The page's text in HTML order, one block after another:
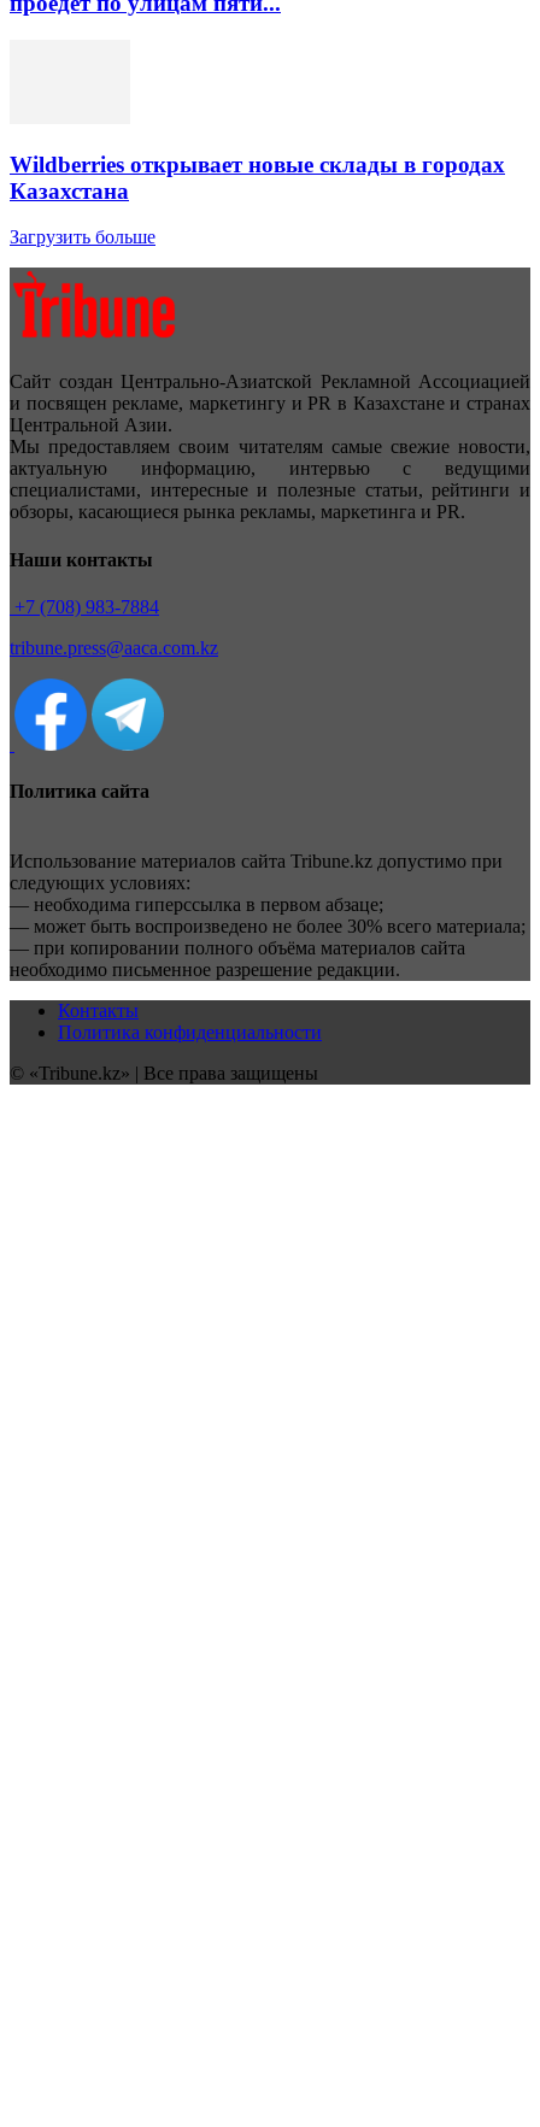
Wildberries открывает новые склады в городах
Казахстана
Загрузить больше
Сайт создан Центрально-Азиатской Рекламной Ассоциацией
и посвящен рекламе, маркетингу и PR в Казахстане и странах
Центральной Азии.
Мы предоставляем своим читателям самые свежие новости,
актуальную информацию, интервью с ведущими
специалистами, интересные и полезные статьи, рейтинги и
обзоры, касающиеся рынка рекламы, маркетинга и PR.
Наши контакты
+7 (708) 983-7884
tribune.press@aaca.com.kz
Политика сайта
Использование материалов сайта Tribune.kz допустимо при
следующих условиях:
— необходима гиперссылка в первом абзаце;
— может быть воспроизведено не более 30% всего материала;
— при копировании полного объёма материалов сайта
необходимо письменное разрешение редакции.
Контакты
Политика конфиденциальности
© «Tribune.kz» | Все права защищены